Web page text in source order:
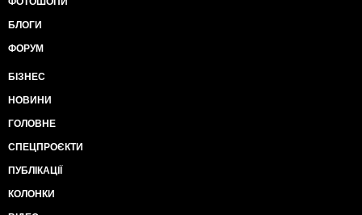
БЛОГИ
ФОРУМ
БІЗНЕС
НОВИНИ
ГОЛОВНЕ
СПЕЦПРОЄКТИ
ПУБЛІКАЦІЇ
КОЛОНКИ